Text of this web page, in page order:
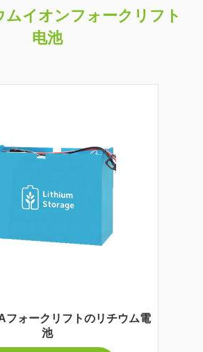
ムイオンフォークリフト
电池
フォークリフトのリチウム電
池